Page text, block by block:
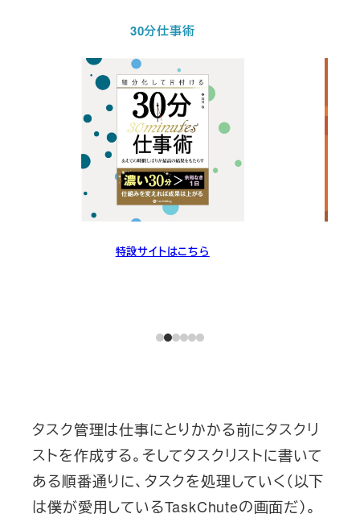
30分仕事術
特設サイトはこちら
タスク管理は仕事にとりかかる前にタスクリ
ストを作成する。そしてタスクリストに書いて
ある順番通りに、タスクを処理していく（以下
は僕が愛用しているTaskChuteの画面だ）。